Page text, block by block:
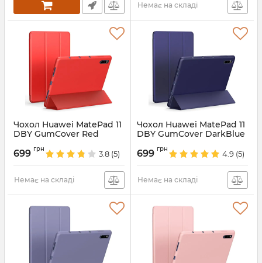
Немає на складі
Чохол Huawei MatePad 11
DBY GumCover Red
699 грн
3.8 (5)
Немає на складі
Чохол Huawei MatePad 11
DBY GumCover DarkBlue
699 грн
4.9 (5)
Немає на складі